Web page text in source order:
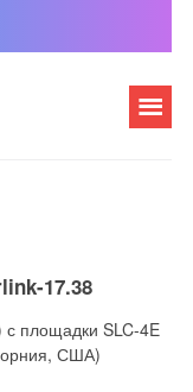
17.38
с площадки SLC-4E
США)